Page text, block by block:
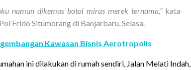
namun dikemas botol miras merek ternama,”kata
Frido Situmorang di Banjarbaru, Selasa.
Kawasan Bisnis Aerotropolis
ini dilakukan di rumah sendiri, Jalan Melati Indah,